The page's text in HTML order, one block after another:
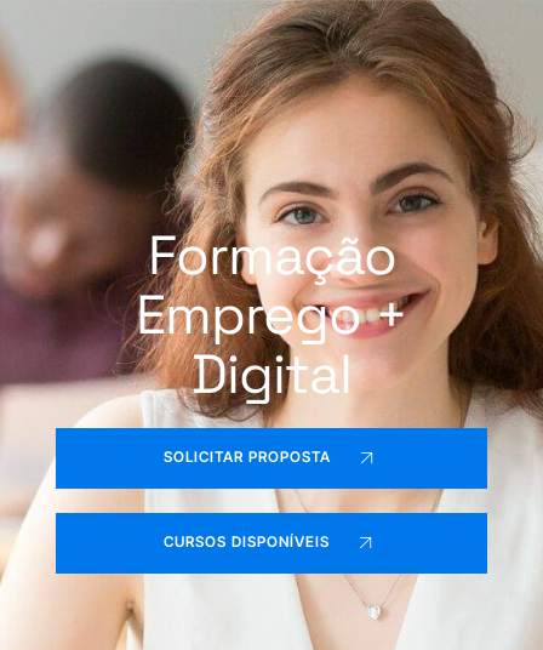
Formação
Emprego +
Digital
SOLICITAR PROPOSTA
CURSOS DISPONÍVEIS